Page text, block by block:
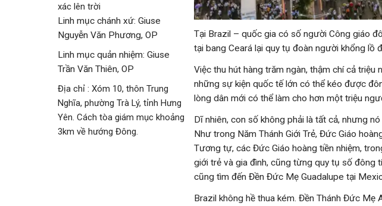
xác lên trời
Linh mục chánh xứ: Giuse
Nguyễn Văn Phương, OP
Linh mục quản nhiệm: Giuse
Trần Văn Thiên, OP
Địa chỉ : Xóm 10, thôn Trung
Nghĩa, phường Trà Lý, tỉnh Hưng
Yên. Cách tòa giám mục khoảng
3km về hướng Đông.
Tại Brazil – quốc gia có số người Công giáo
tại bang Ceará lại quy tụ đoàn người khổng lồ
Việc thu hút hàng trăm ngàn, thậm chí cả triệu
những sự kiện quốc tế lớn có thể kéo được
lòng dân mới có thể làm cho hơn một triệu
Dĩ nhiên, con số không phải là tất cả, nhưng
Như trong Năm Thánh Giới Trẻ, Đức Giáo
Tương tự, các Đức Giáo hoàng tiền nhiệm,
giới trẻ và gia đình, cũng từng quy tụ số đông
cũng tìm đến Đền Đức Mẹ Guadalupe tại
Brazil không hề thua kém. Đền Thánh Đức